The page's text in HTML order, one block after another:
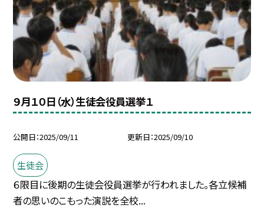
９月１０日（水）生徒会役員選挙１
公開日 2025/09/11 更新日 2025/09/10
生徒会
６限目に後期の生徒会役員選挙が行われました。各立候補
者の思いのこもった演説を全校...